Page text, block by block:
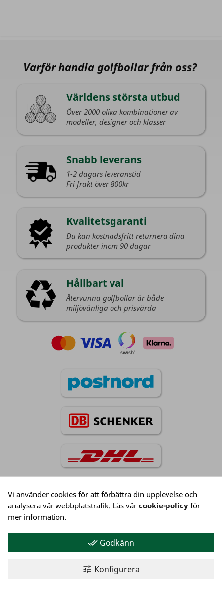
Varför handla golfbollar från oss?
Världens största utbud
Över 2000 olika kombinationer av
modeller, designer och klasser
Snabb leverans
1-2 dagars leveranstid
Fri frakt över 800kr
Kvalitetsgaranti
Du kan kostnadsfritt returnera dina
produkter inom 90 dagar
Hållbart val
Återvunna golfbollar är både
miljövänliga och prisvärda
Information
Vi använder cookies för att förbättra din upplevelse och
analysera vår webbplatstrafik. Läs vår cookie-policy för
mer information.
done_all Godkänn
tune Konfigurera